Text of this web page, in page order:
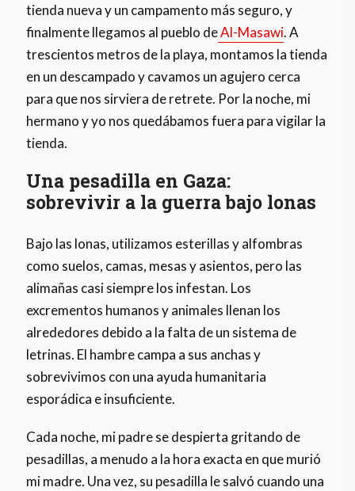
tienda nueva y un campamento más seguro, y
finalmente llegamos al pueblo deAl-Masawi. A
trescientos metros de la playa, montamos la tienda
en un descampado y cavamos un agujero cerca
para que nos sirviera de retrete. Por la noche, mi
hermano y yo nos quedábamos fuera para vigilar la
tienda.
Una pesadilla en Gaza:
sobrevivir a la guerra bajo lonas
Bajo las lonas, utilizamos esterillas y alfombras
como suelos, camas, mesas y asientos, pero las
alimañas casi siempre los infestan. Los
excrementos humanos y animales llenan los
alrededores debido a la falta de un sistema de
letrinas. El hambre campa a sus anchas y
sobrevivimos con una ayuda humanitaria
esporádica e insuficiente.
Cada noche, mi padre se despierta gritando de
pesadillas, a menudo a la hora exacta en que murió
mi madre. Una vez, su pesadilla le salvó cuando una